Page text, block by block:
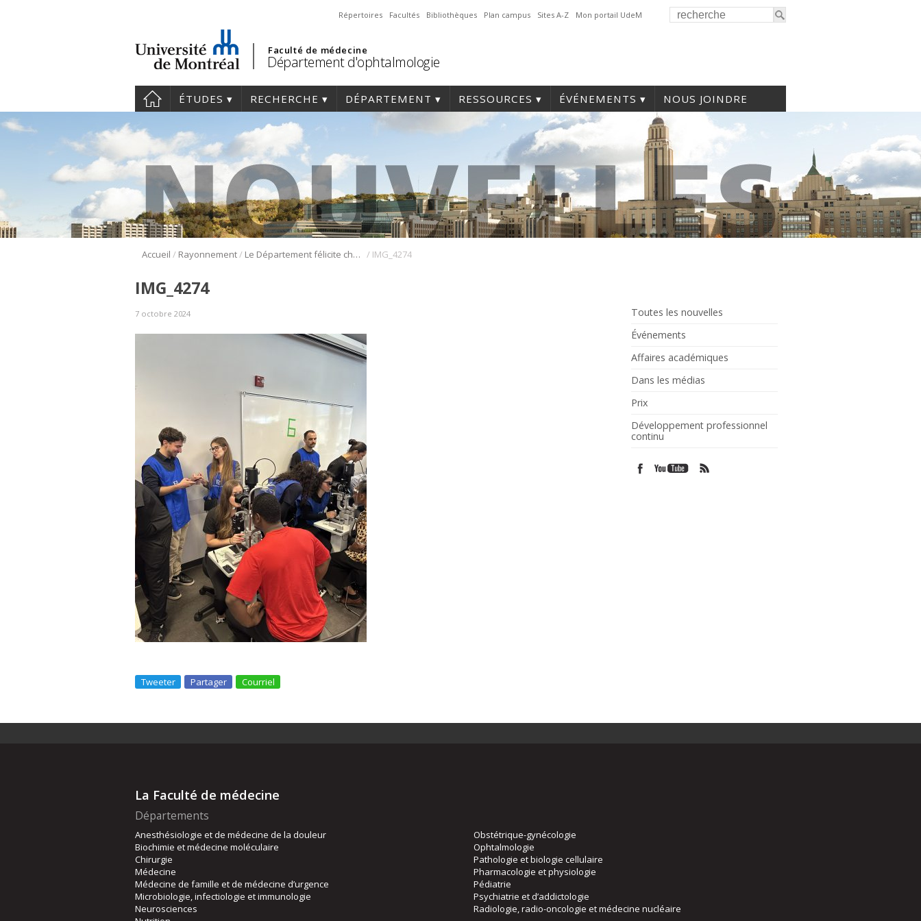
Répertoires Facultés Bibliothèques Plan campus Sites A-Z Mon portail UdeM
Faculté de médecine
Département d'ophtalmologie
ÉTUDES RECHERCHE DÉPARTEMENT RESSOURCES ÉVÉNEMENTS NOUS JOINDRE
Accueil / Rayonnement/ Le Département félicite chaleureusement les résidents pour le succès de la 10e Journée Annuelle de Dépistage du Glaucome à Montréal-Nord / IMG_4274
Toutes les nouvelles
Événements
Affaires académiques
Dans les médias
Prix
Développement professionnel
continu
IMG_4274
7 octobre 2024
Tweeter Partager Courriel
La Faculté de médecine
Départements
Anesthésiologie et de médecine de la douleur
Biochimie et médecine moléculaire
Chirurgie
Médecine
Médecine de famille et de médecine d’urgence
Microbiologie, infectiologie et immunologie
Neurosciences
Obstétrique-gynécologie
Ophtalmologie
Pathologie et biologie cellulaire
Pharmacologie et physiologie
Pédiatrie
Psychiatrie et d’addictologie
Radiologie, radio-oncologie et médecine nucléaire